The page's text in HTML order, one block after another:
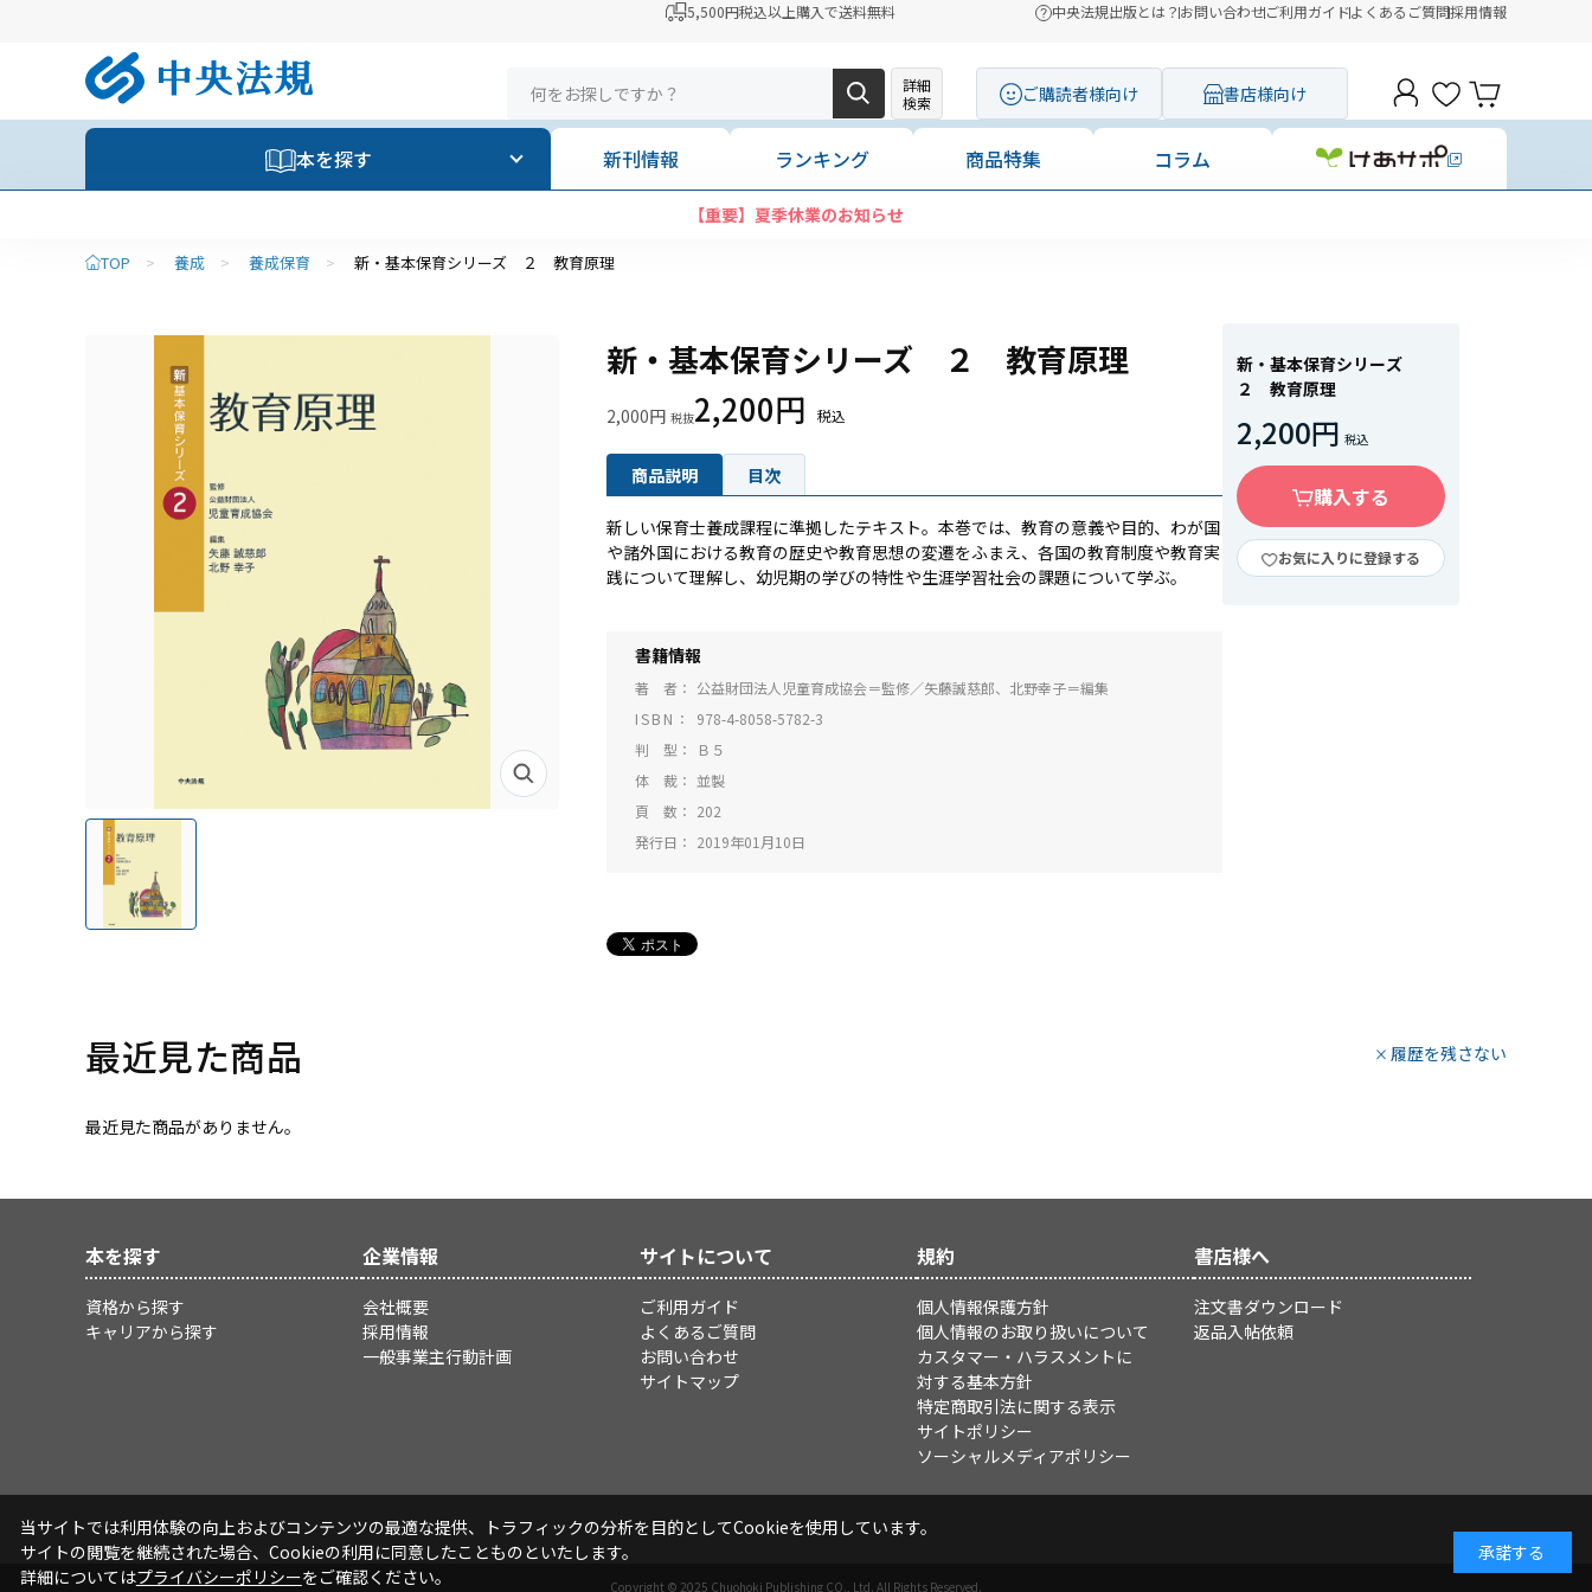
5,500円税込以上購入で送料無料 中央法規出版とは？お問い合わせご利用ガイドよくあるご質問採用情報
詳細
検索
ご購読者様向け 書店様向け
本を探す 新刊情報 ランキング 商品特集 コラム
【重要】夏季休業のお知らせ
TOP > 養成 > 養成保育 > 新・基本保育シリーズ ２ 教育原理
新・基本保育シリーズ ２ 教育原理
2,000円 2,200円
商品説明 目次
新しい保育士養成課程に準拠したテキスト。本巻では、教育の意義や目的、わが国
や諸外国における教育の歴史や教育思想の変遷をふまえ、各国の教育制度や教育実
践について理解し、幼児期の学びの特性や生涯学習社会の課題について学ぶ。
書籍情報
著 者
公益財団法人児童育成協会＝監修／矢藤誠慈郎、北野幸子＝編集
ISBN
978-4-8058-5782-3
判 型
Ｂ５
体 裁
並製
頁 数
202
発行日
2019年01月10日
新・基本保育シリーズ
２ 教育原理
2,200円
購入する
お気に入りに登録する
最近見た商品
最近見た商品がありません。
履歴を残さない
本を探す
資格から探す
キャリアから探す
企業情報
会社概要
採用情報
一般事業主行動計画
サイトについて
ご利用ガイド
よくあるご質問
お問い合わせ
サイトマップ
規約
個人情報保護方針
個人情報のお取り扱いについて
カスタマー・ハラスメントに
対する基本方針
特定商取引法に関する表示
サイトポリシー
ソーシャルメディアポリシー
書店様へ
注文書ダウンロード
返品入帖依頼
Copyright © 2025 Chuohoki Publishing CO., Ltd. All Rights Reserved.
当サイトでは利用体験の向上およびコンテンツの最適な提供、トラフィックの分析を目的としてCookieを使用しています。
サイトの閲覧を継続された場合、Cookieの利用に同意したことものといたします。
詳細についてはプライバシーポリシーをご確認ください。
承諾する